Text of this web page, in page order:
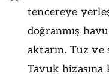
tencereye
doğranmış
aktarın. Tuz ve
Tavuk